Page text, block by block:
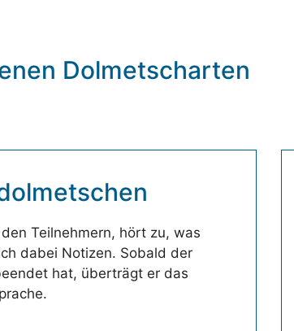
Dolmetscharten
Teilnehmern, hört zu, was
dabei Notizen. Sobald der
hat, überträgt er das